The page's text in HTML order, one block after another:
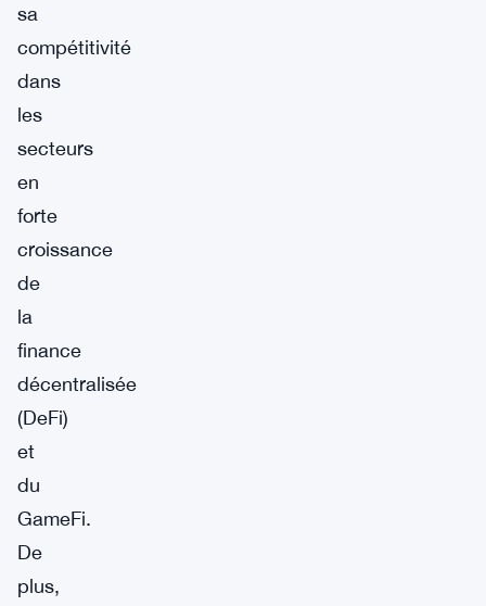
sa
compétitivité
dans
les
secteurs
en
forte
croissance
de
la
finance
décentralisée
(DeFi)
et
du
GameFi.
De
plus,